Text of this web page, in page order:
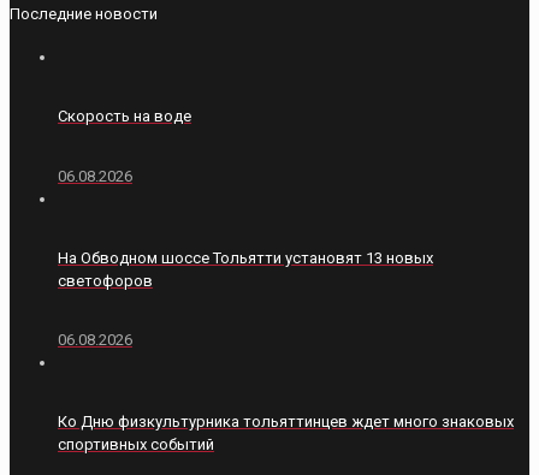
Последние новости
Скорость на воде
06.08.2026
На Обводном шоссе Тольятти установят 13 новых
светофоров
06.08.2026
Ко Дню физкультурника тольяттинцев ждет много знаковых
спортивных событий